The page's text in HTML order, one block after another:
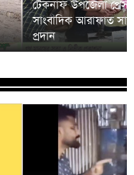
টেকনাফ উপজেলা
সাংবাদিক আরাফাত
প্রদান